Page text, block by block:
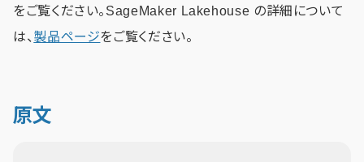
をご覧ください。SageMaker Lakehouse の詳細について
は、 製品ページをご覧ください。
原文